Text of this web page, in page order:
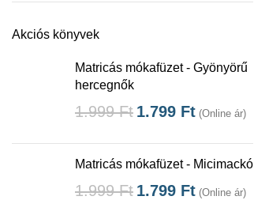
Akciós könyvek
Matricás mókafüzet - Gyönyörű
hercegnők
1.999Ft 1.799 Ft (Online ár)
Matricás mókafüzet - Micimackó
1.999Ft 1.799 Ft (Online ár)